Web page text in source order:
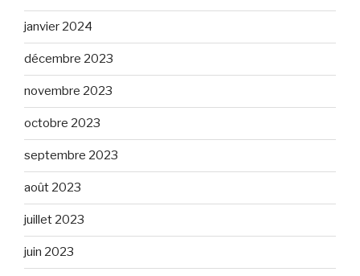
janvier 2024
décembre 2023
novembre 2023
octobre 2023
septembre 2023
août 2023
juillet 2023
juin 2023